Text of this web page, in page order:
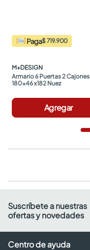
Paga$ 719.900
M+DESIGN
Armario 6 Puertas 2 Cajones
180x46 x182 Nuez
Agregar
Suscríbete a nuestras
ofertas y novedades
Centro de ayuda